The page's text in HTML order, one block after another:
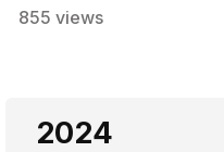
855 views
2024